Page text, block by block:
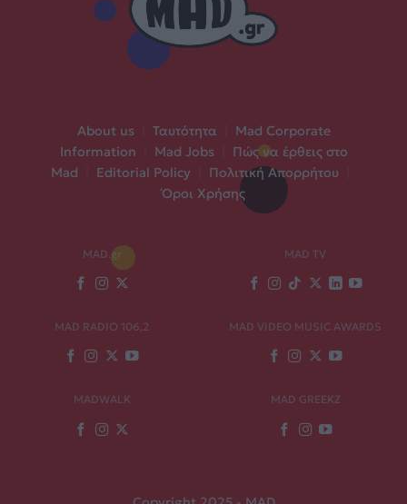
About us Ταυτότητα
Mad Corporate
Information
Mad Jobs
Πώς να έρθεις στο
Mad
Editorial Policy Πολιτική Απορρήτου
Όροι Χρήσης
MAD.gr MAD TV
MAD RADIO 106,2 MAD VIDEO MUSIC AWARDS
MADWALK MAD GREEKZ